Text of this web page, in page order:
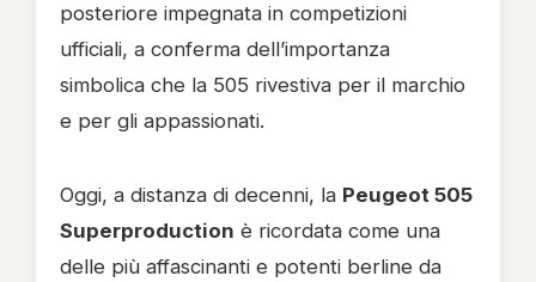
posteriore impegnata in competizioni
ufficiali, a conferma dell’importanza
simbolica che la 505 rivestiva per il marchio
e per gli appassionati.
Oggi, a distanza di decenni, la Peugeot 505
Superproduction è ricordata come una
delle più affascinanti e potenti berline da